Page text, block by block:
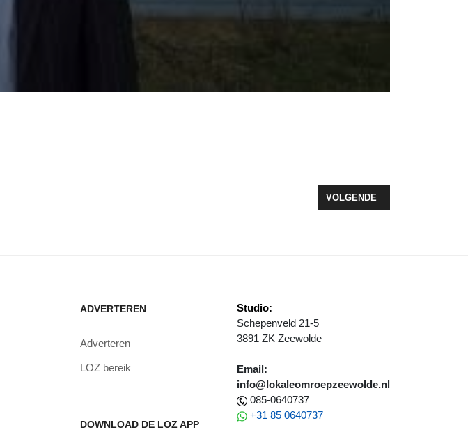
VOLGENDE ARTIKEL:
VOLGENDE
ADVERTEREN
Adverteren
LOZ bereik
DOWNLOAD DE LOZ APP
Studio:
Schepenveld 21-5
3891 ZK Zeewolde
Email:
info@lokaleomroepzeewolde.nl
085-0640737
+31 85 0640737